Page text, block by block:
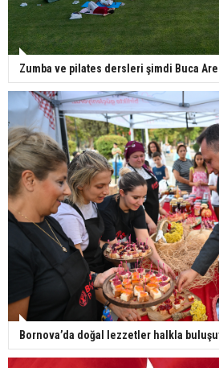
Zumba ve pilates dersleri şimdi Buca
Bornova’da doğal lezzetler halkla